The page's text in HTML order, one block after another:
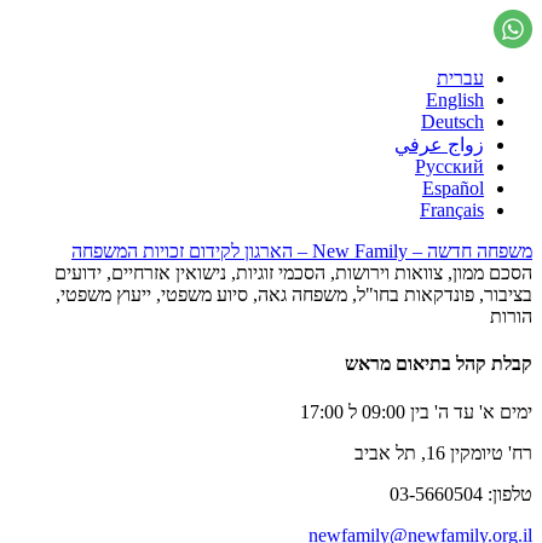
עברית
English
Deutsch
زواج عرفي
Русский
Español
Français
משפחה חדשה – New Family – הארגון לקידום זכויות המשפחה
הסכם ממון, צוואות וירושות, הסכמי זוגיות, נישואין אזרחיים, ידועים
בציבור, פונדקאות בחו"ל, משפחה גאה, סיוע משפטי, ייעוץ משפטי,
הורות
קבלת קהל בתיאום מראש
ימים א' עד ה' בין 09:00 ל 17:00
רח' טיומקין 16, תל אביב
טלפון: 03-5660504
newfamily@newfamily.org.il